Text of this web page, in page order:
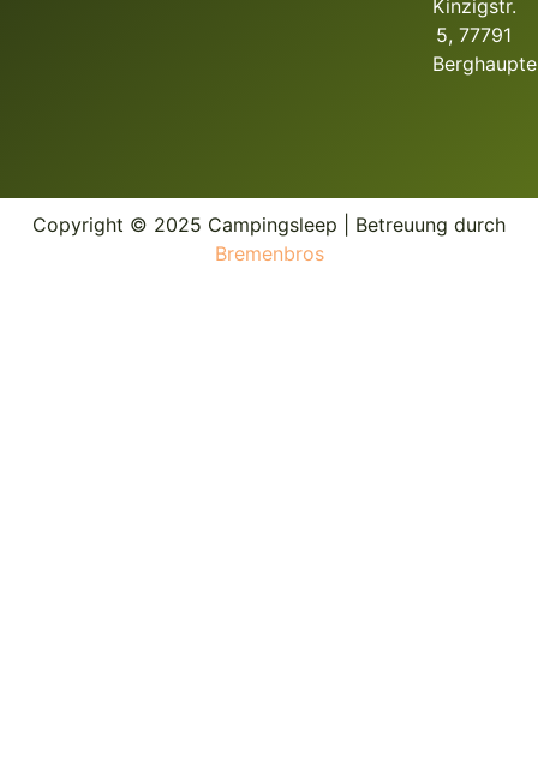
Kinzigstr.
5, 77791
Copyright © 2025 Campingsleep | Betreuung durch
Bremenbros